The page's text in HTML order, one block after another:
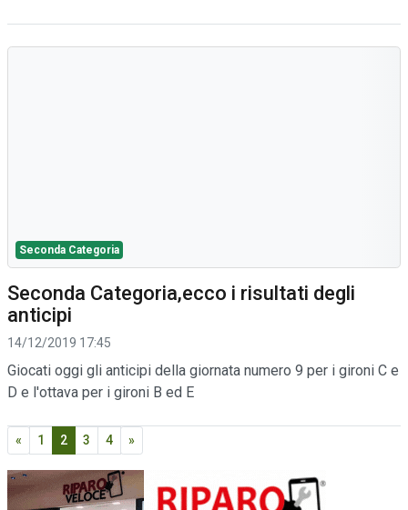
Seconda Categoria
Seconda Categoria,ecco i risultati degli
anticipi
14/12/2019 17:45
Giocati oggi gli anticipi della giornata numero 9 per i gironi C e
D e l'ottava per i gironi B ed E
« 1 2 3 4 »